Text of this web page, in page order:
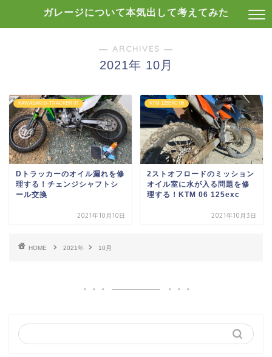
ガレージについて本気出して考えてみた
― ARCHIVES ―
2021年 10月
KAWASAKI D-TRACKER 07
Dトラッカーのオイル漏れを修
理する！チェンジシャフトシ
ール交換
2021年10月10日
KTM 125EXC 06
2ストオフロードのミッション
オイル室に水が入る問題を修
理する！KTM 06 125exc
2021年10月3日
HOME 2021年 10月